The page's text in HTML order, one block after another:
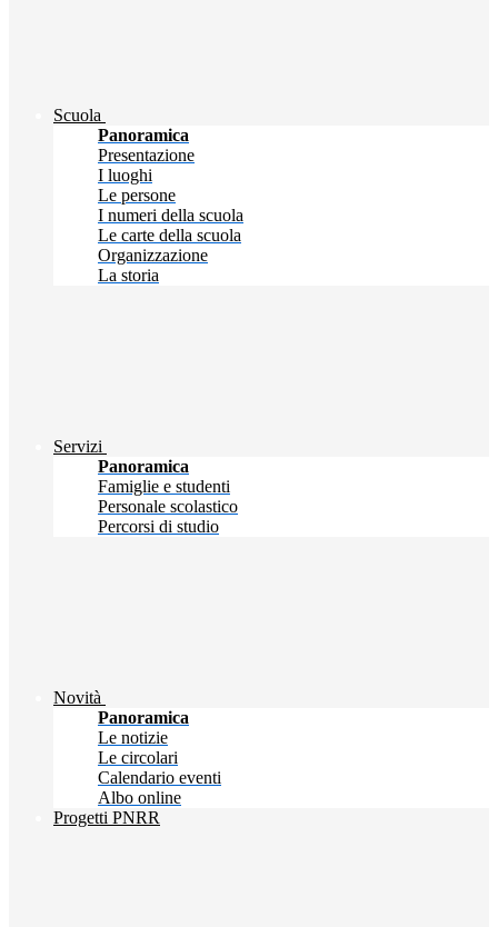
Scuola
Panoramica
Presentazione
I luoghi
Le persone
I numeri della scuola
Le carte della scuola
Organizzazione
La storia
Servizi
Panoramica
Famiglie e studenti
Personale scolastico
Percorsi di studio
Novità
Panoramica
Le notizie
Le circolari
Calendario eventi
Albo online
Progetti PNRR